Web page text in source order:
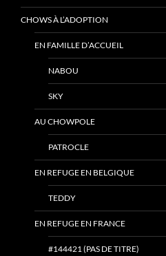
CHOWS À L’ADOPTION
EN FAMILLE D’ACCUEIL
NABOU
SKY
AU CHOWPOLE
PATROCLE
EN REFUGE EN BELGIQUE
TEDDY
EN REFUGE EN FRANCE
#144421 (PAS DE TITRE)